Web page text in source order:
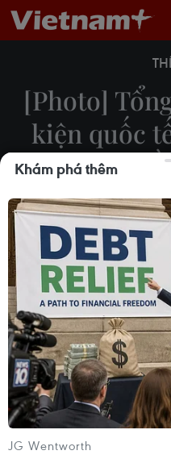
[Photo]
kiện quốc
28/06/
Thế giới đã trải qua
bật, như Khai mạc Hội
Osaka, Nhật Bản,
chính mới, Dấu hiệu
Trung...
Khám phá thêm
JG Wentworth